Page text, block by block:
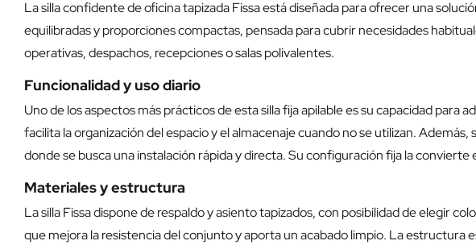
La silla confidente de oficina tapizada Fissa está diseñada para ofrecer una
equilibradas y proporciones compactas, pensada para cubrir necesidades
operativas, despachos, recepciones o salas polivalentes.
Funcionalidad y uso diario
Uno de los aspectos más prácticos de esta silla fija apilable es su capacidad
facilita la organización del espacio y el almacenaje cuando no se utilizan.
donde se busca una instalación rápida y directa. Su configuración fija la
Materiales y estructura
La silla Fissa dispone de respaldo y asiento tapizados, con posibilidad de elegir
que mejora la resistencia del conjunto y aporta un acabado limpio. La